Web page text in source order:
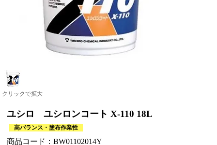
クリックで拡大
ユシロ ユシロンコート X-110 18L
高バランス・塗布作業性
商品コード：BW01102014Y